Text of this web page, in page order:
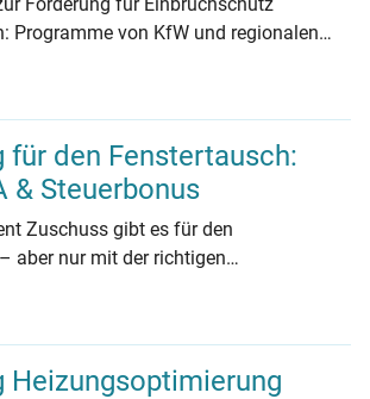
Programme von KfW und regionalen
für den Fenstertausch:
& Steuerbonus
Zuschuss gibt es für den
aber nur mit der richtigen
Heizungsoptimierung